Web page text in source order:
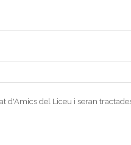
d'Amics del Liceu i seran